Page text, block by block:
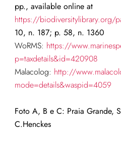
pp., available online at
https://biodiversitylibrary.org/
10, n. 187; p. 58, n. 1360
WoRMS: https://
p=taxdetails&id=420908
Malacolog: http://
mode=details&waspid=4059
Foto A, B e C: Praia Grande,
C.Henckes